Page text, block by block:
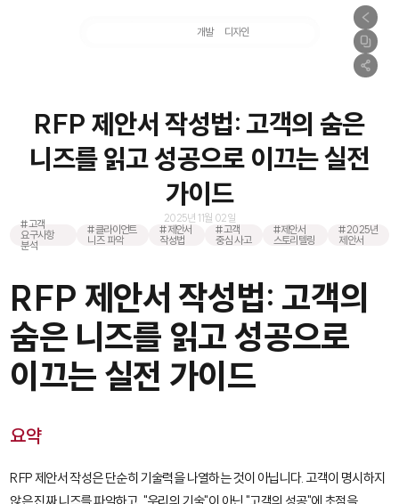
개발 디자인
RFP 제안서 작성법: 고객의 숨은
니즈를 읽고 성공으로 이끄는 실전
가이드
2025년 11월 02일
#고객
요구사항
분석
#클라이언트
니즈 파악
#제안서
작성법
#고객
중심 사고
#제안서
스토리텔링
#2025년
제안서
RFP 제안서 작성법: 고객의
숨은 니즈를 읽고 성공으로
이끄는 실전 가이드
요약
RFP 제안서 작성은 단순히 기술력을 나열하는 것이 아닙니다. 고객이 명시하지
않은 진짜 니즈를 파악하고, "우리의 기술"이 아닌 "고객의 성공"에 초점을